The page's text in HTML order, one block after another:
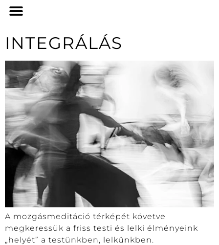
INTEGRÁLÁS
A mozgásmeditáció térképét követve
megkeressük a friss testi és lelki élményeink
„helyét” a testünkben, lelkünkben.